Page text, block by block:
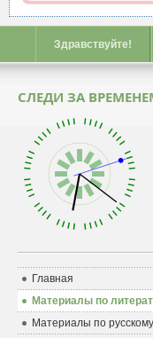
Здравствуйте!
СЛЕДИ ЗА
Главная
Материалы по
Материалы по